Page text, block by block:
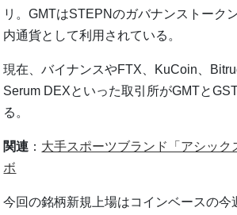
リ。GMTはSTEPNのガバナンストーク
内通貨として利用されている。
現在、バイナンスやFTX、KuCoin、
Serum DEXといった取引所がGMTと
る。
関連 ： 大手スポーツブランド「アシック
ボ
今回の銘柄新規上場はコインベースの今